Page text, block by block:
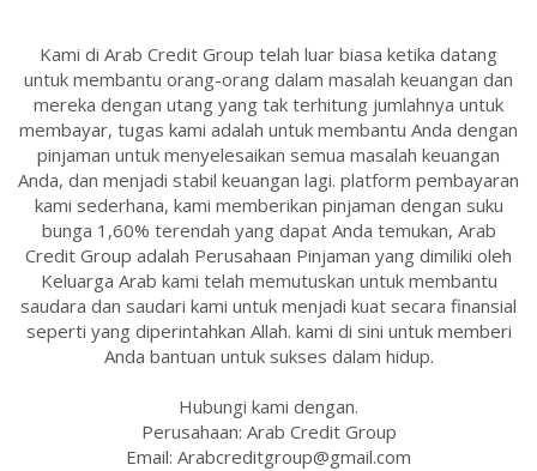
Kami di Arab Credit Group telah luar biasa ketika datang
untuk membantu orang-orang dalam masalah keuangan dan
mereka dengan utang yang tak terhitung jumlahnya untuk
membayar, tugas kami adalah untuk membantu Anda dengan
pinjaman untuk menyelesaikan semua masalah keuangan
Anda, dan menjadi stabil keuangan lagi. platform pembayaran
kami sederhana, kami memberikan pinjaman dengan suku
bunga 1,60% terendah yang dapat Anda temukan, Arab
Credit Group adalah Perusahaan Pinjaman yang dimiliki oleh
Keluarga Arab kami telah memutuskan untuk membantu
saudara dan saudari kami untuk menjadi kuat secara finansial
seperti yang diperintahkan Allah. kami di sini untuk memberi
Anda bantuan untuk sukses dalam hidup.
Hubungi kami dengan.
Perusahaan: Arab Credit Group
Email: Arabcreditgroup@gmail.com